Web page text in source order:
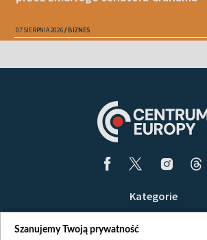
07 SIERPNIA 2026 BIZNES
Kategorie
Szanujemy Twoją prywatność